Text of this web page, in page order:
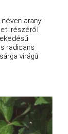
arany
részéről
radicans
virágú